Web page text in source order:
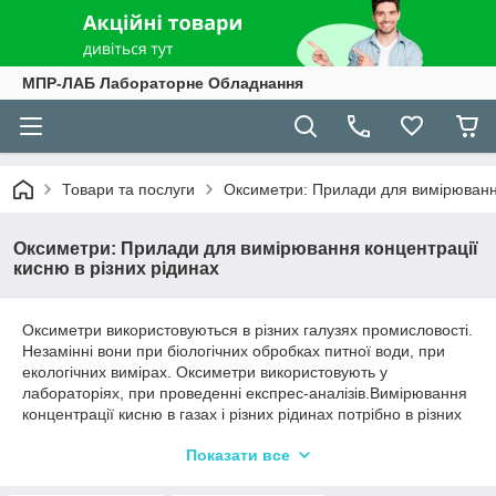
МПР-ЛАБ Лабораторне Обладнання
Товари та послуги Оксиметри: Прилади для
Оксиметри: Прилади для вимірювання концентрації
кисню в різних рідинах
Оксиметри використовуються в різних галузях промисловості.
Незамінні вони при біологічних обробках питної води, при
екологічних вимірах. Оксиметри використовують у
лабораторіях, при проведенні експрес-аналізів.Вимірювання
концентрації кисню в газах і різних рідинах потрібно в різних
нафтопереробної, харчової та ін Якщо застосовують будь
Показати все